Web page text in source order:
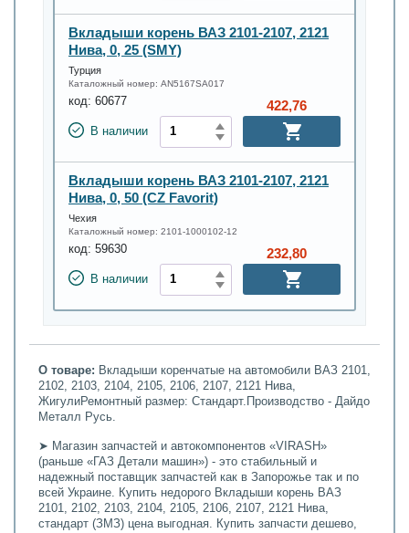
Вкладыши корень ВАЗ 2101-2107, 2121
Нива, 0, 25 (SMY)
Турция
Каталожный номер: AN5167SA017
код: 60677
В наличии
422,76
Вкладыши корень ВАЗ 2101-2107, 2121
Нива, 0, 50 (CZ Favorit)
Чехия
Каталожный номер: 2101-1000102-12
код: 59630
В наличии
232,80
О товаре: Вкладыши коренчатые на автомобили ВАЗ 2101,
2102, 2103, 2104, 2105, 2106, 2107, 2121 Нива,
ЖигулиРемонтный размер: Стандарт.Производство - Дайдо
Металл Русь.
➤ Магазин запчастей и автокомпонентов «VIRASH»
(раньше «ГАЗ Детали машин») - это стабильный и
надежный поставщик запчастей как в Запорожье так и по
всей Украине. Купить недорого Вкладыши корень ВАЗ
2101, 2102, 2103, 2104, 2105, 2106, 2107, 2121 Нива,
стандарт (ЗМЗ) цена выгодная. Купить запчасти дешево,